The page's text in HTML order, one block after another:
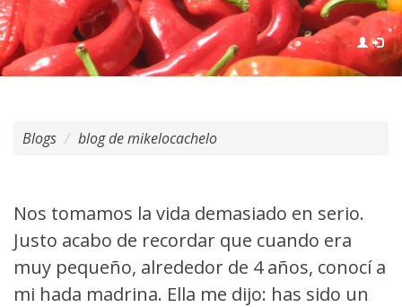
Blogs blog de mikelocachelo
Nos tomamos la vida demasiado en serio.
Justo acabo de recordar que cuando era
muy pequeño, alrededor de 4 años, conocí a
mi hada madrina. Ella me dijo: has sido un